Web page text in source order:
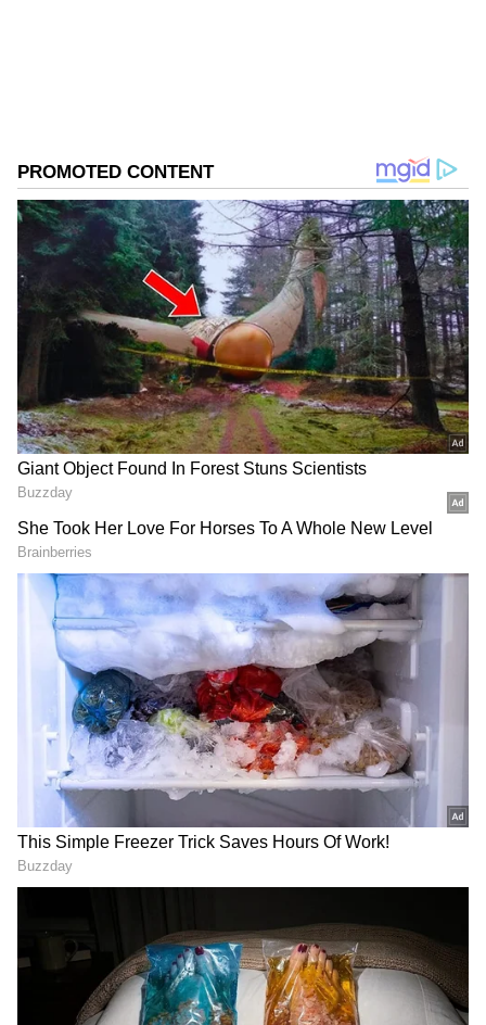
அல்ல என்பதையும் நினைவில் கொள்ள
வேண்டும்.
ஏசியாநெட் தமிழ்-ஐ உங்கள் முதன்மைத்
தேர்வாக்குங்கள்
4
மூல எண்கள் 1 முதல் 3 வரை சொல்லும்
தகவல்கள்
மூல எண் 1 கொண்டவர்கள் கடந்த